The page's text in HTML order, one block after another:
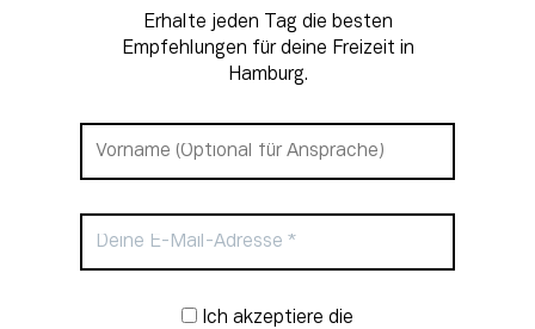
Erhalte jeden Tag die besten
Empfehlungen für deine Freizeit in
Hamburg.
Newsletter-Anmeldung